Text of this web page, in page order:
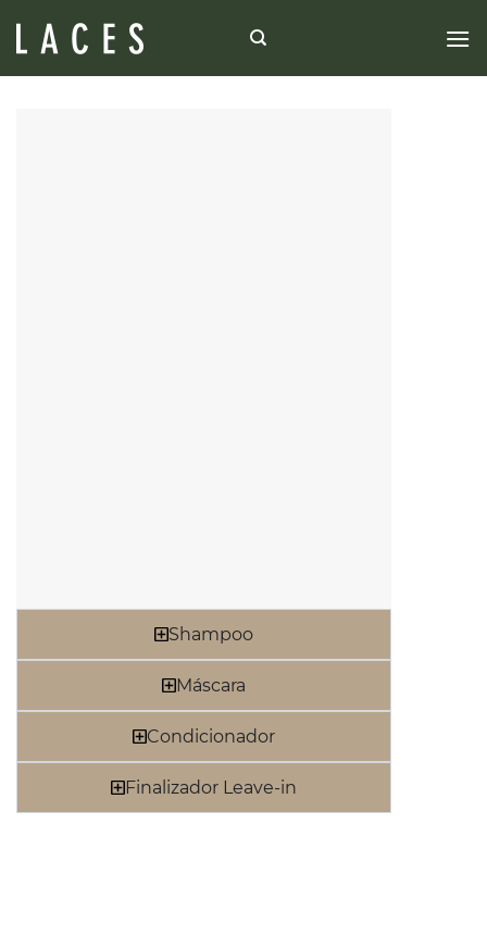
Shampoo
Máscara
Condicionador
Finalizador Leave-in